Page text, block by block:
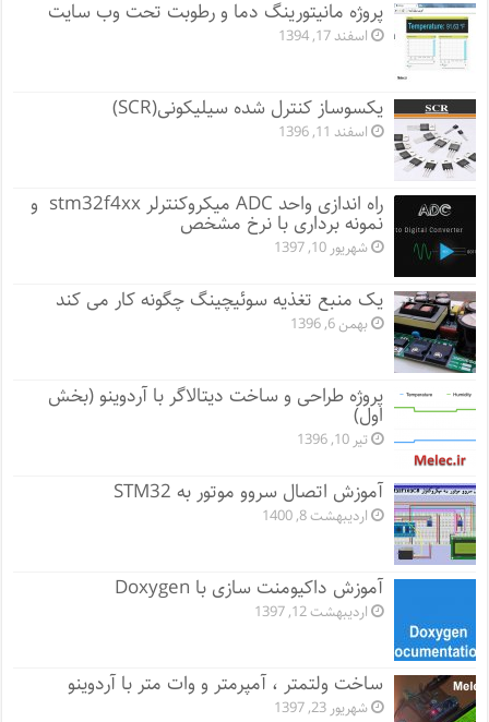
پروژه مانيتورينگ دما و رطوبت تحت وب سایت
اسفند 17, 1394
یکسوساز کنترل شده سیلیکونی(SCR)
اسفند 11, 1396
راه اندازی واحد ADC میکروکنترلر stm32f4xx و
نمونه برداری با نرخ مشخص
شهریور 10, 1397
یک منبع تغذیه سوئیچینگ چگونه کار می کند
بهمن 6, 1396
پروژه طراحی و ساخت دیتالاگر با آردوینو (بخش
اول)
تیر 10, 1396
آموزش اتصال سروو موتور به STM32
اردیبهشت 8, 1400
آموزش داکیومنت سازی با Doxygen
اردیبهشت 12, 1397
ساخت ولتمتر ، آمپرمتر و وات متر با آردوینو
شهریور 23, 1397